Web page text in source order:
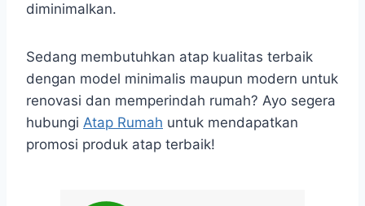
diminimalkan.
Sedang membutuhkan atap kualitas terbaik
dengan model minimalis maupun modern untuk
renovasi dan memperindah rumah? Ayo segera
hubungi Atap Rumah untuk mendapatkan
promosi produk atap terbaik!